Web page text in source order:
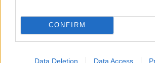
CONFIRM
Data Deletion Data Access
második magyarként tett utazást a
Szojuz TMA-10 űrhajó fedélzetén